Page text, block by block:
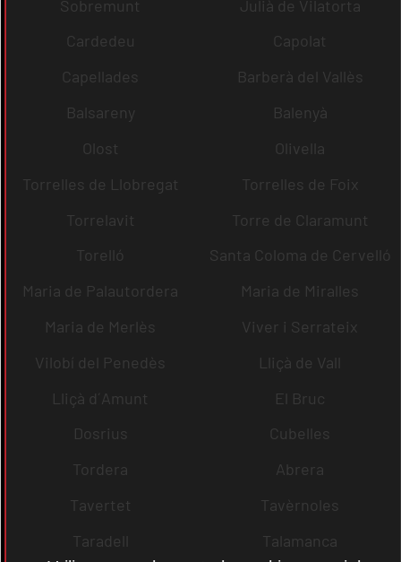
Sobremunt
Julià de Vilatorta
Cardedeu
Capolat
Capellades
Barberà del Vallès
Balsareny
Balenyà
Olost
Olivella
Torrelles de Llobregat
Torrelles de Foix
Torrelavit
Torre de Claramunt
Torelló
Santa Coloma de Cervelló
Maria de Palautordera
Maria de Miralles
Maria de Merlès
Viver i Serrateix
Vilobí del Penedès
Lliçà de Vall
Lliçà d´Amunt
El Bruc
Dosrius
Cubelles
Tordera
Abrera
Tavertet
Tavèrnoles
Taradell
Talamanca